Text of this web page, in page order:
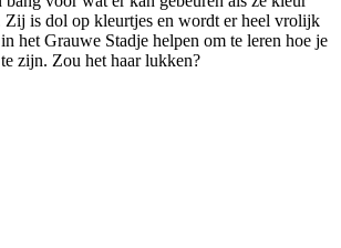
Zij is dol op kleurtjes en wordt er heel vrolijk
het Grauwe Stadje helpen om te leren hoe je
zijn. Zou het haar lukken?